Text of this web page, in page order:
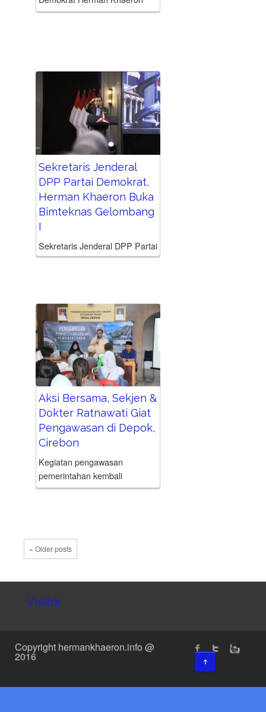
membuka Musyawarah Daerah
Musda tersebut diharapkan
menjadi momentum...
Sekretaris Jenderal
DPP Partai Demokrat,
Herman Khaeron Buka
Bimteknas Gelombang
I
Sekretaris Jenderal DPP Partai
Demokrat, Herman Khaeron ,
Fraksi Partai Demokrat DPRD
Provinsi dan Kabupaten/Kota
se-Indonesia yang digelar di
Museum...
Aksi Bersama, Sekjen &
Dokter Ratnawati Giat
Pengawasan di Depok,
Cirebon
Kegiatan pengawasan
pemerintahan kembali
dilakukan dr Hj Ratnawati, M.
di Desa Depok, Kecamatan
Depok, Kabupaten Cirebon,
Kegiatan...
« Older posts
Visitor
Copyright hermankhaeron.info @
2016 ↑